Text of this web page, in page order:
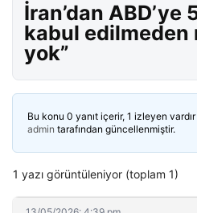
İran’dan ABD’ye
kabul edilmeden
yok”
Bu konu 0 yanıt içerir, 1 izleyen
admin tarafından güncellenmiştir.
1 yazı görüntüleniyor (toplam 1)